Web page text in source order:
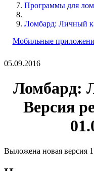
Программы для
Ломбард: Личный
Мобильные
05.09.2016
Ломбард:
Версия
Выложена новая версия